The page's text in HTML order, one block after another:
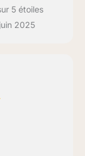
5 étoiles
2025